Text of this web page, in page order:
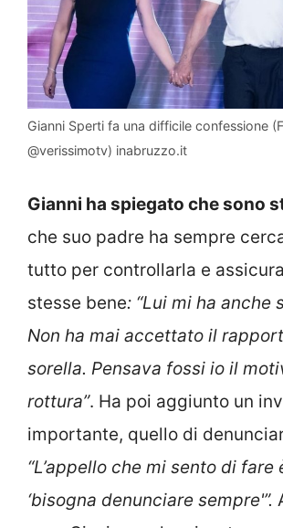
Gianni Sperti fa una difficile confessione
@verissimotv) inabruzzo.it
Gianni ha spiegato che sono
che suo padre ha sempre
tutto per controllarla e
stesse bene: “Lui mi ha anche
Non ha mai accettato il
sorella. Pensava fossi io il
rottura”. Ha poi aggiunto un
importante, quello di
“L’appello che mi sento di fare
‘bisogna denunciare sempre'”.